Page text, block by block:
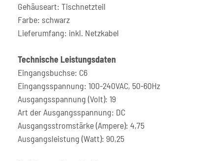
Gehäuseart: Tischnetzteil
Farbe: schwarz
Lieferumfang: inkl. Netzkabel
Technische Leistungsdaten
Eingangsbuchse: C6
Eingangsspannung: 100-240VAC, 50-60Hz
Ausgangsspannung (Volt): 19
Art der Ausgangsspannung: DC
Ausgangsstromstärke (Ampere): 4,75
Ausgangsleistung (Watt): 90,25